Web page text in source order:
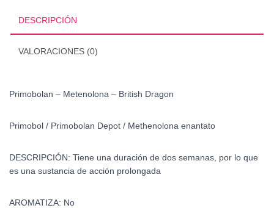
DESCRIPCIÓN
VALORACIONES (0)
Primobolan – Metenolona – British Dragon
Primobol / Primobolan Depot / Methenolona enantato
DESCRIPCIÓN: Tiene una duración de dos semanas, por lo que
es una sustancia de acción prolongada
AROMATIZA: No